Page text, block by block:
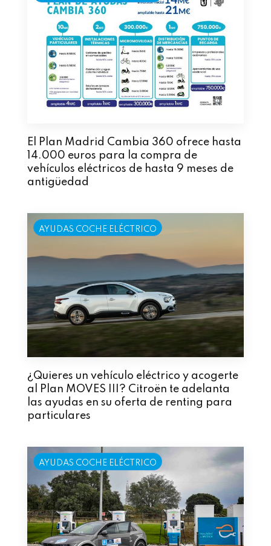
El Plan Madrid Cambia 360 ofrece hasta
14.000 euros para la compra de
vehículos eléctricos de hasta 9 meses de
antigüedad
AYUDAS COCHE ELÉCTRICO
¿Quieres un vehículo eléctrico y acogerte
al Plan MOVES III? Citroën te adelanta
las ayudas en su oferta de renting para
particulares
AYUDAS COCHE ELÉCTRICO